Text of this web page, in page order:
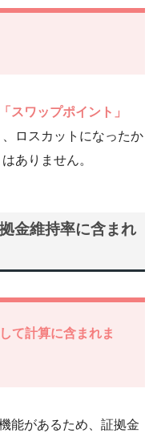
スワップポイント」
ロスカットになったか
ありません。
金維持率に含まれ
て計算に含まれま
能があるため、証拠金